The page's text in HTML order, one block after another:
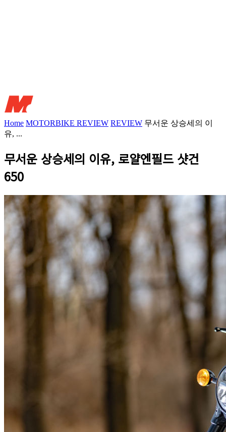
Home MOTORBIKE REVIEW REVIEW 무서운 상승세의 이
유, ...
무서운 상승세의 이유, 로얄엔필드 샷건
650